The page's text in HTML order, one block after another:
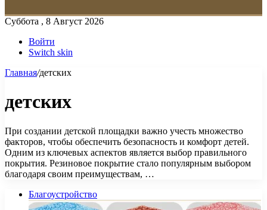
Суббота , 8 Август 2026
Войти
Switch skin
Главная/детских
детских
При создании детской площадки важно учесть множество
факторов, чтобы обеспечить безопасность и комфорт детей.
Одним из ключевых аспектов является выбор правильного
покрытия. Резиновое покрытие стало популярным выбором
благодаря своим преимуществам, …
Благоустройство